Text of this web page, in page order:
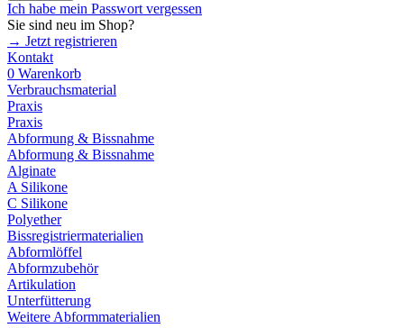
Ich habe mein Passwort vergessen
Sie sind neu im Shop?
→ Jetzt registrieren
Kontakt
0 Warenkorb
Verbrauchsmaterial
Praxis
Praxis
Abformung & Bissnahme
Abformung & Bissnahme
Alginate
A Silikone
C Silikone
Polyether
Bissregistriermaterialien
Abformlöffel
Abformzubehör
Artikulation
Unterfütterung
Weitere Abformmaterialien